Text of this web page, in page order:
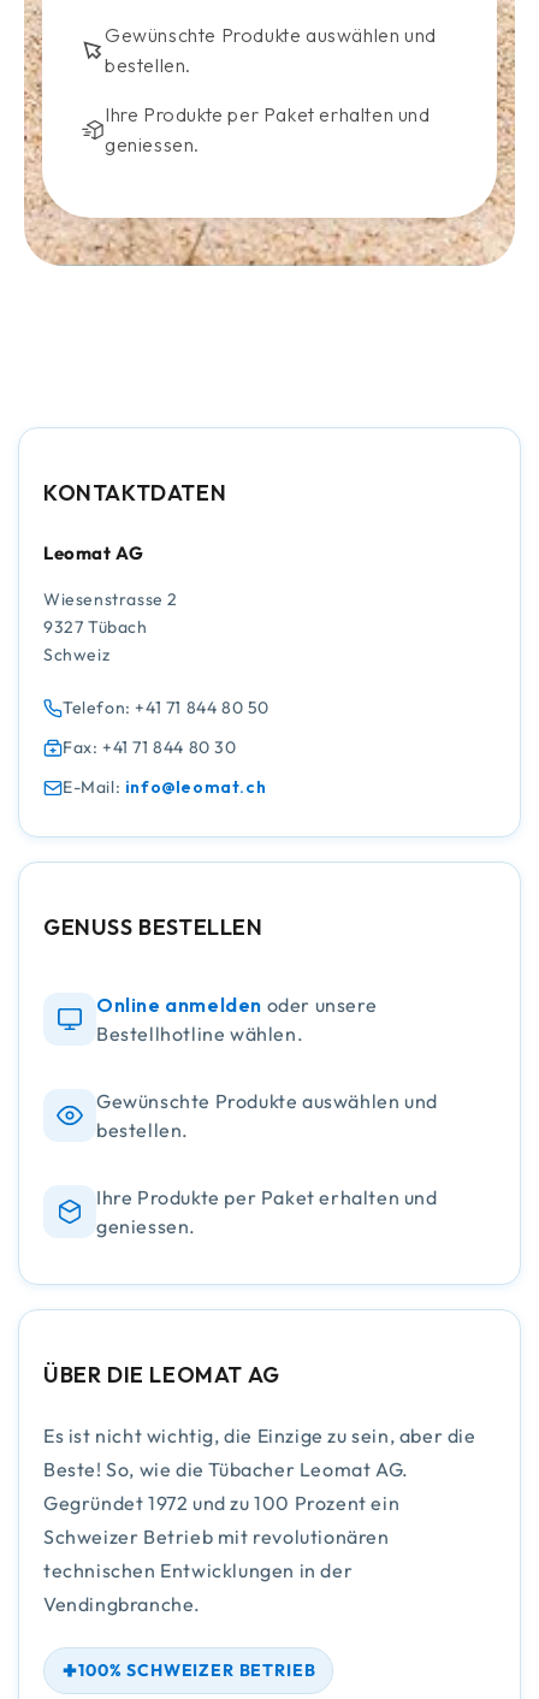
Gewünschte Produkte auswählen und
bestellen.
Ihre Produkte per Paket erhalten und
geniessen.
KONTAKTDATEN
Leomat AG
Wiesenstrasse 2
9327 Tübach
Schweiz
Telefon: +41 71 844 80 50
Fax: +41 71 844 80 30
E-Mail: info@leomat.ch
GENUSS BESTELLEN
Online anmelden oder unsere
Bestellhotline wählen.
Gewünschte Produkte auswählen und
bestellen.
Ihre Produkte per Paket erhalten und
geniessen.
ÜBER DIE LEOMAT AG
Es ist nicht wichtig, die Einzige zu sein, aber die
Beste! So, wie die Tübacher Leomat AG.
Gegründet 1972 und zu 100 Prozent ein
Schweizer Betrieb mit revolutionären
technischen Entwicklungen in der
Vendingbranche.
100% SCHWEIZER BETRIEB